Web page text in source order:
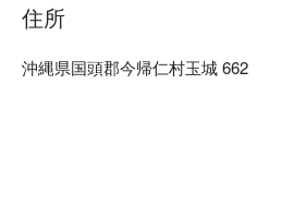
住所
沖縄県国頭郡今帰仁村玉城 662